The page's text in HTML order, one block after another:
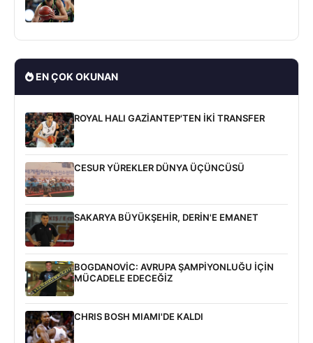
EN ÇOK OKUNAN
ROYAL HALI GAZİANTEP'TEN İKİ TRANSFER
CESUR YÜREKLER DÜNYA ÜÇÜNCÜSÜ
SAKARYA BÜYÜKŞEHİR, DERİN'E EMANET
BOGDANOVİC: AVRUPA ŞAMPİYONLUĞU İÇİN
MÜCADELE EDECEĞİZ
CHRIS BOSH MIAMI'DE KALDI